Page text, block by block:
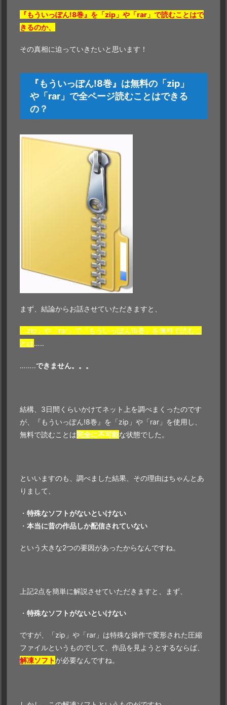
『もういっぽん!8巻』を「zip」や「rar」で読むことはで
きるのか、
その真相に迫っていきたいと思います！
『もういっぽん!8巻』は無料の「zip」
や「rar」で全ページ読むことはできる
の？
まず、結論からお話させていただきますと、
「zip」や「rar」で『もういっぽん!8巻』を無料で読むこ
とは…..
……..できません。。。
結構、3日間くらいかけてネット上を調べまくったのです
が、『もういっぽん!8巻』を「zip」や「rar」を使用し、
無料で読むことは完全に不可能な状態でした。
といいますのも、調べました結果、その理由はちゃんとあ
りまして、
・ 特殊なソフトがないといけない
・ 本当に昔の作品しか配信されていない
という大きな2つの要因があったからなんですね。
上記2点を簡単に解説させていただきますと、まず、
・ 特殊なソフトがないといけない
ですが、「zip」や「rar」は特殊な操作で変形された圧縮
ファイルというものでして、作品を見ようとするならば、
解凍ソフトが必要なんですね。